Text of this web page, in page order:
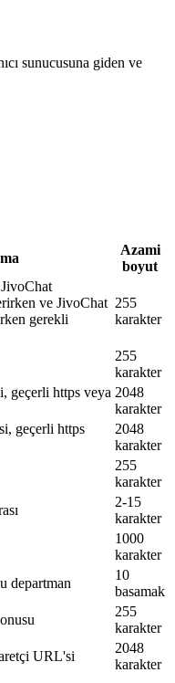
sunucusuna giden ve
Azami
boyut
JivoChat
ve JivoChat
gerekli
255
karakter
255
karakter
geçerli https veya 2048
karakter
geçerli https
2048
karakter
255
karakter
2-15
karakter
1000
karakter
departman
10
basamak
255
karakter
URL'si
2048
karakter